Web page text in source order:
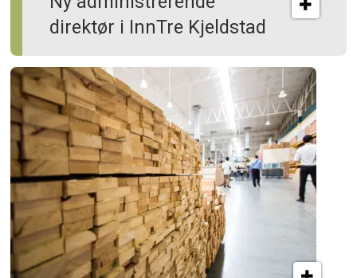
direktør i InnTre Kjeldstad